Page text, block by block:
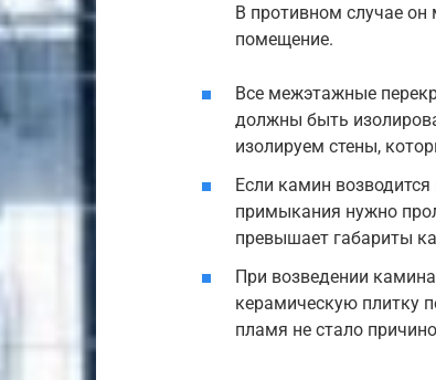
В противном случае он
помещение.
Все межэтажные
должны быть
изолируем стены,
Если камин
примыкания нужно
превышает габариты
При возведении
керамическую плитку
пламя не стало